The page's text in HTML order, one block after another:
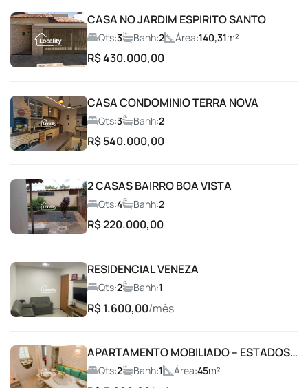
Brinquedoteca
Campo de Futebol
Churrasqueira
Coworking
Espaço Fitness
Espaço gourmet
Espaço Gourmet com Churrasqueira
CASA NO JARDIM ESPIRITO SANTO
Qts:3 Banh:2 Área:140,31m²
R$ 430.000,00
CASA CONDOMINIO TERRA NOVA
Qts:3 Banh:2
R$ 540.000,00
2 CASAS BAIRRO BOA VISTA
Qts:4 Banh:2
R$ 220.000,00
RESIDENCIAL VENEZA
Qts:2 Banh:1
R$ 1.600,00/mês
APARTAMENTO MOBILIADO – ESTADOS
UNIDOS
Qts:2 Banh:1 Área:45m²